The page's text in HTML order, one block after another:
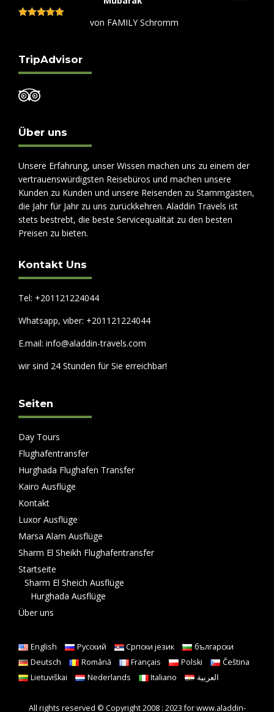
von FAMILY Schromm
TripAdvisor
Über uns
Unsere Erfahrung, unser Wissen machen uns zu einem der
vertrauenswürdigsten Reisebüros und machen unsere
Kunden zu Kunden und unsere Reisenden zu Stammgästen,
die Jahr für Jahr zu uns zurückkehren. Aladdin Travels ist
stets bestrebt, die beste Servicequalität zu den besten
Preisen zu bieten.
Kontakt Uns
Tel: +201121224044
Whatsapp, viber: +201121224044
E.mail: info@aladdin-travels.com
wir sind 24 Stunden für Sie erreichbar!
Seiten
Day Tours
Flughafentransfer
Hurghada Flughafen Transfer
Kairo Ausflüge
Kontakt
Luxor Ausflüge
Marsa Alam Ausflüge
Sharm El Sheikh Flughafentransfer
Startseite
Sharm El Sheich Ausflüge
Hurghada Ausflüge
Über uns
English Русский Српски језик
български
Deutsch
Română Français Polski
Čeština
Lietuviškai
Nederlands Italiano العربية
All rights reserved © Copyright 2008 : 2023 for www.aladdin-